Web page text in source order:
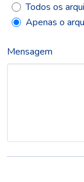
Todos os
Apenas o
Mensagem